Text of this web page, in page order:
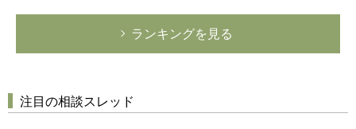
ランキングを見る
注目の相談スレッド